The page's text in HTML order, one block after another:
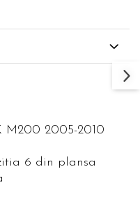
2005-2010
6 din plansa